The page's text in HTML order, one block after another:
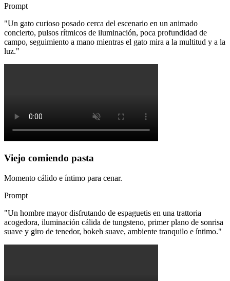
Prompt
"Un gato curioso posado cerca del escenario en un animado
concierto, pulsos rítmicos de iluminación, poca profundidad de
campo, seguimiento a mano mientras el gato mira a la multitud y a la
luz."
Viejo comiendo pasta
Momento cálido e íntimo para cenar.
Prompt
"Un hombre mayor disfrutando de espaguetis en una trattoria
acogedora, iluminación cálida de tungsteno, primer plano de sonrisa
suave y giro de tenedor, bokeh suave, ambiente tranquilo e íntimo."